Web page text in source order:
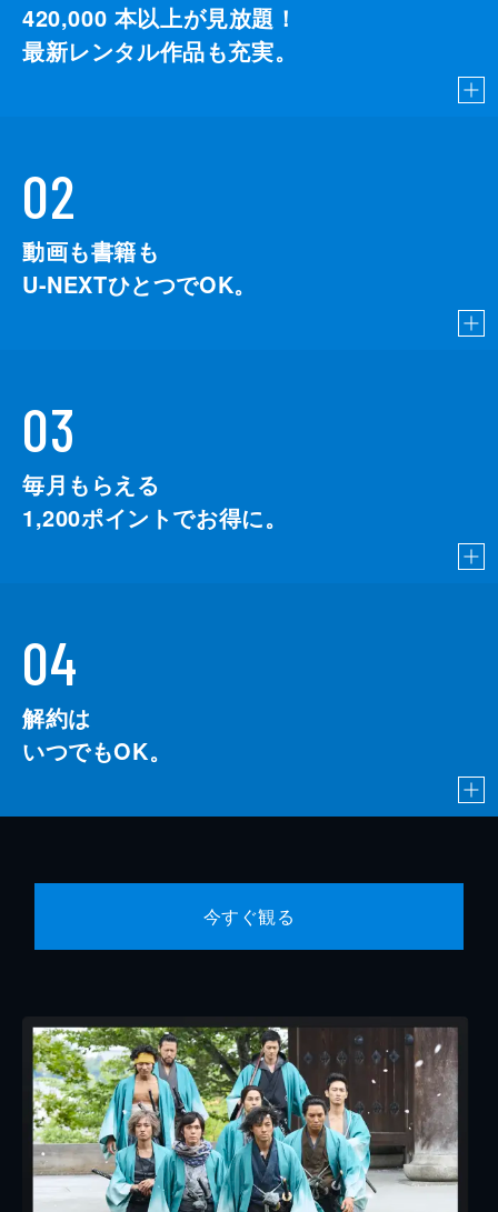
420,000 本以上が見放題！
最新レンタル作品も充実。
02
動画も書籍も
U-NEXTひとつでOK。
03
毎月もらえる
1,200ポイントでお得に。
04
解約は
いつでもOK。
今すぐ観る